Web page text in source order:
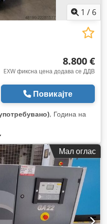
1 / 6
8.800 €
EXW фиксна цена додава се ДДВ
Повикајте
, Година на
Мал оглас